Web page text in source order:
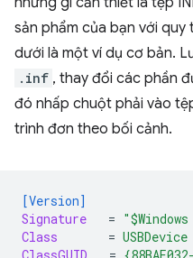
sản phẩm của bạn với quy
dưới là một ví dụ cơ bản.
.inf , thay đổi các phần
đó nhấp chuột phải vào
trình đơn theo bối cảnh.
[Version]
Signature
=
Class
= USBDevice